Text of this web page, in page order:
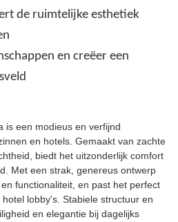
de ruimtelijke esthetiek
en creëer een
is een modieus en verfijnd
en hotels. Gemaakt van zachte
biedt het uitzonderlijk comfort
Met een strak, genereus ontwerp
functionaliteit, en past het perfect
lobby's. Stabiele structuur en
en elegantie bij dagelijks